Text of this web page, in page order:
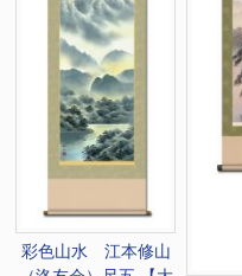
彩色山水 江本修山